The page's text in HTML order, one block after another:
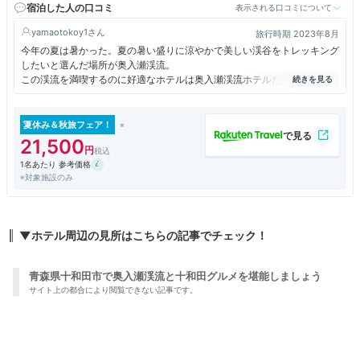
宿泊した人の口コミ 表示される口コミについて
yamaotokoy1 旅行時期 2023年8月
今年の夏は暑かった。夏の暑い盛りに涼やかで美しい渓谷をトレッキング
したいと選んだ場所が奥入瀬渓流。
この渓流を満喫するのに好適なホテルは奥入瀬渓流ホテルだと思います。
長靴やルーペを無料で貸してもらえたり、奥入瀬渓流を楽しむための催し
夏休み＆秋旅フェア！
21,500
1名あたり 参考価格
※対象施設のみ
▼ホテル周辺の見所はこちらの記事でチェック！
青森県十和田市で奥入瀬渓流と十和田グルメを堪能しましょう
サイト上の都合により閲覧できない記事です。